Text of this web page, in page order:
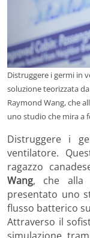
Distruggere i germi in
soluzione teorizzata
Raymond Wang, che
uno studio che mira a
Distruggere i
ventilatore.
ragazzo
Wang, che alla
presentato uno
flusso batterico
Attraverso il